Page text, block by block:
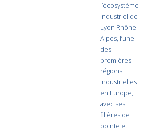
l’écosystème
industriel de
Lyon Rhône-
Alpes, l’une
des
premières
régions
industrielles
en Europe,
avec ses
filières de
pointe et